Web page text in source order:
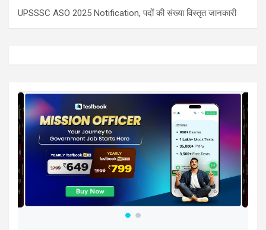
UPSSSC ASO 2025 Notification, पदों की संख्या विस्तृत जानकारी